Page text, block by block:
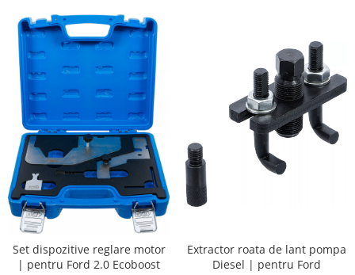
Set dispozitive reglare motor
| pentru Ford 2.0 Ecoboost
Extractor roata de lant pompa
Diesel | pentru Ford